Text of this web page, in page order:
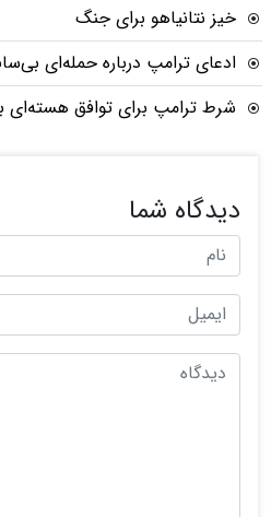
خیز نتانیاهو برای جنگ
ادعای ترامپ درباره حمله‌ای
شرط ترامپ برای توافق هسته‌ای
دیدگاه شما